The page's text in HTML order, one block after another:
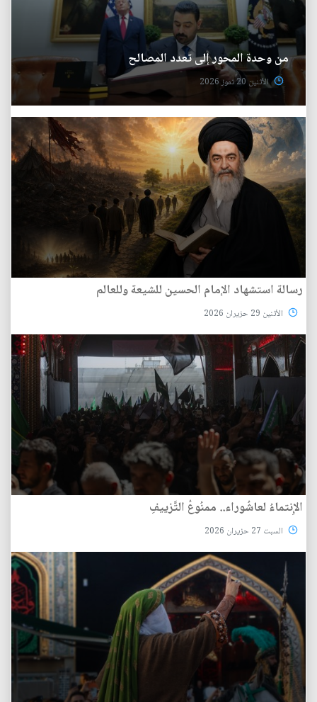
من وحدة المحور إلى تعدد المصالح
الأثنين 20 تموز 2026
رسالة استشهاد الإمام الحسين للشيعة وللعالم
الأثنين 29 حزيران 2026
الإِنتماءُ لعاشُوراء.. ممنُوعُ التَّزييفِ
السبت 27 حزيران 2026